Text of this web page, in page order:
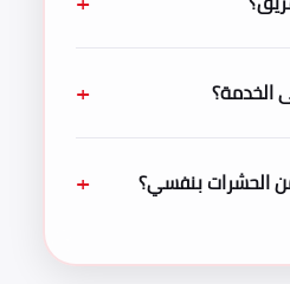
الخدمة؟
الحشرات بنفسي؟